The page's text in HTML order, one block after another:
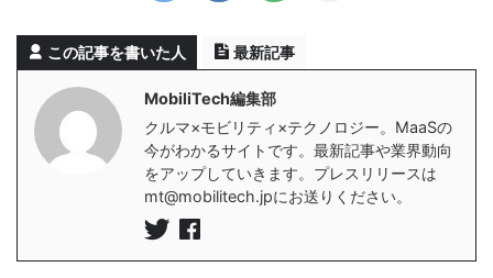
この記事を書いた人 最新記事
MobiliTech編集部
クルマ×モビリティ×テクノロジー。MaaSの
今がわかるサイトです。最新記事や業界動向
をアップしていきます。プレスリリースは
mt@mobilitech.jpにお送りください。